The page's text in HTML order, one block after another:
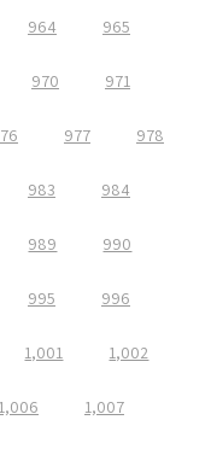
964 965
970 971
977 978
983 984
989 990
995 996
1,001 1,002
1,006 1,007